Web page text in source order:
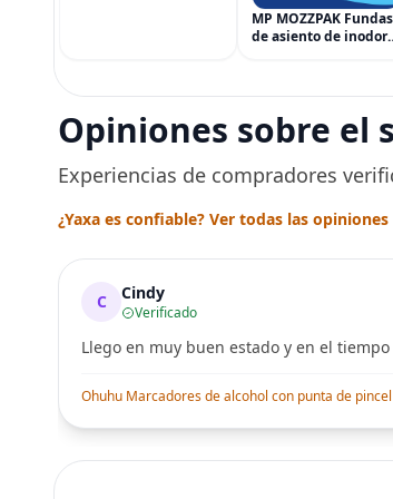
MP MOZZPAK Fundas
de asiento de inodoro
para entrenamiento
Opiniones sobre el
Experiencias de compradores
¿Yaxa es confiable? Ver todas las opiniones
C Cindy
Verificado
Llego en muy buen estado y en el
Ohuhu Marcadores de alcohol con punta de